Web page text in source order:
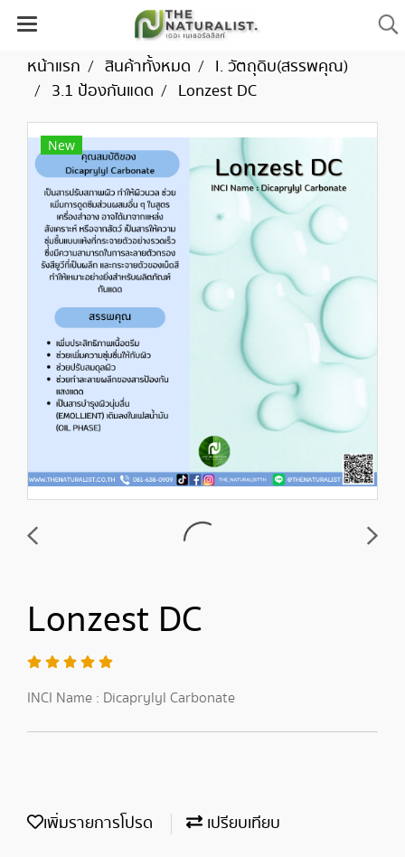
หน้าแรก สินค้าทั้งหมด
I. วัตถุดิบ(สรรพคุณ)
3.1 ป้องกันแดด
Lonzest DC
New
Lonzest DC
INCI Name : Dicaprylyl Carbonate
เพิ่มรายการโปรด เปรียบเทียบ